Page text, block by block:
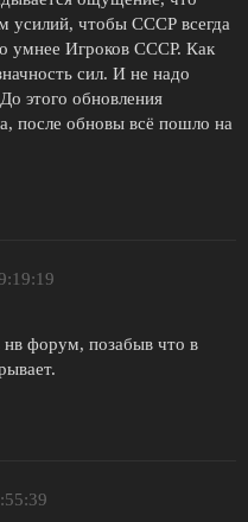
усилий, чтобы СССР всегда
умнее Игроков СССР. Как
сил. И не надо
этого обновления
после обновы всё пошло на
форум, позабыв что в